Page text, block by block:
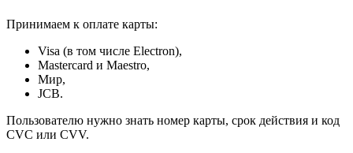
Принимаем к оплате карты:
Visa (в том числе Electron),
Masterсard и Maestro,
Мир,
JCB.
Пользователю нужно знать номер карты, срок действия и код
CVC или CVV.